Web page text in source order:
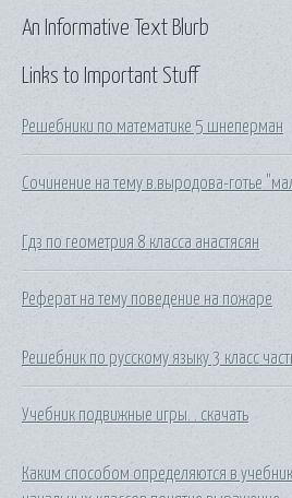
Links to Important Stuff
Решебники по математике 5 шнеперман
Сочинение на тему в.выродова-готье
Гдз по геометрия 8 класса анастясян
Реферат на тему поведение на пожаре
Решебник по русскому языку 3 класс
Учебник подвижные игры. . скачать
Каким способом определяются в
An Informative Text Blurb